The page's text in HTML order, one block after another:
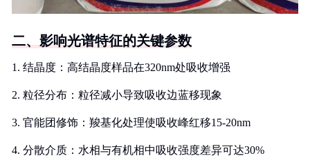
二、影响光谱特征的关键参数
1. 结晶度：高结晶度样品在320nm处吸收增强
2. 粒径分布：粒径减小导致吸收边蓝移现象
3. 官能团修饰：羧基化处理使吸收峰红移15-20nm
4. 分散介质：水相与有机相中吸收强度差异可达30%